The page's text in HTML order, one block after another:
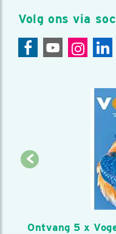
Volg ons via
Ontvang 5 x